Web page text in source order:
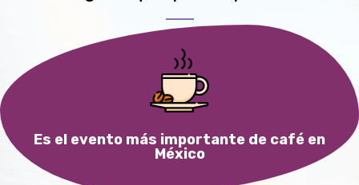
Es el evento más importante de café en
México